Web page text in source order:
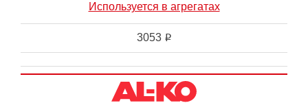
Используется в агрегатах
3053 i